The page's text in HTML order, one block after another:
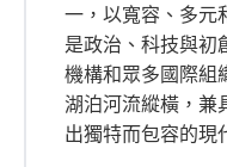
一，以寬容、多元
是政治、科技與初
機構和眾多國際組
湖泊河流縱橫，兼
出獨特而包容的現